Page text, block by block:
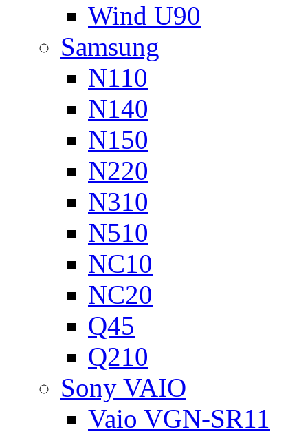
Wind U90
Samsung
N110
N140
N150
N220
N310
N510
NC10
NC20
Q45
Q210
Sony VAIO
Vaio VGN-SR11